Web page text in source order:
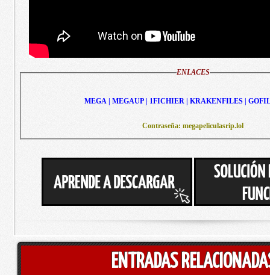
ENLACES
MEGA | MEGAUP | 1FICHIER | KRAKENFILES |
Contraseña: megapeliculasrip.lol
ENTRADAS